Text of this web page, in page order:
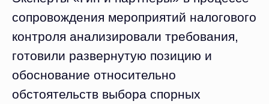
сопровождения мероприятий налогового
контроля анализировали требования,
готовили развернутую позицию и
обоснование относительно
обстоятельств выбора спорных